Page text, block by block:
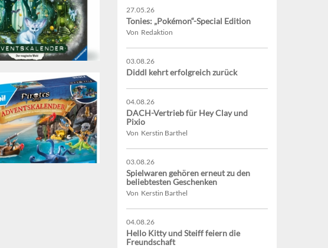
27.05.26
Tonies: „Pokémon“-Special Edition
Von Redaktion
03.08.26
Diddl kehrt erfolgreich zurück
04.08.26
DACH-Vertrieb für Hey Clay und
Pixio
Von Kerstin Barthel
03.08.26
Spielwaren gehören erneut zu den
beliebtesten Geschenken
Von Kerstin Barthel
04.08.26
Hello Kitty und Steiff feiern die
Freundschaft